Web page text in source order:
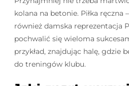
kolana na betonie. Piłka ręczna
również damska reprezentacja
pochwalić się wieloma
przykład, znajdując halę, gdzie
do treningów klubu.